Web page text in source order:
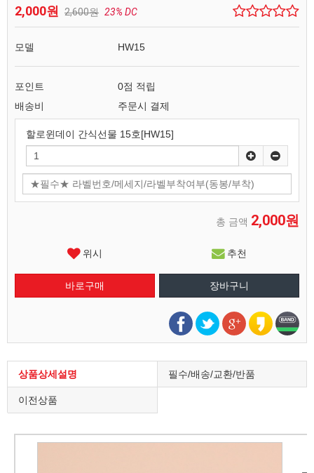
2,000원 2,600원 23% DC
모델 HW15
포인트
0점 적립
배송비
주문시 결제
할로윈데이 간식선물 15호[HW15]
총 금액 2,000원
위시 추천
상품상세설명 필수/배송/교환/반품
이전상품